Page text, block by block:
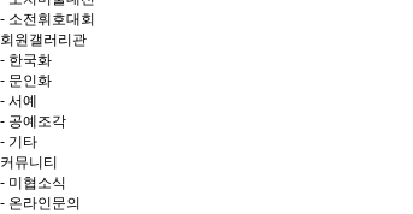
- 소전휘호대회
회원갤러리관
- 한국화
- 문인화
- 서예
- 공예조각
- 기타
커뮤니티
- 미협소식
- 온라인문의